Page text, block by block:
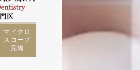
マイクロ
スコープ
完備